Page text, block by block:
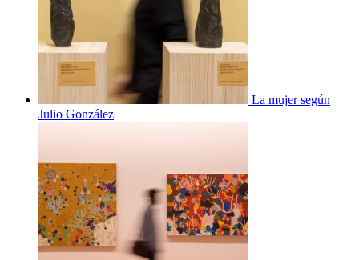
La mujer según
Julio González